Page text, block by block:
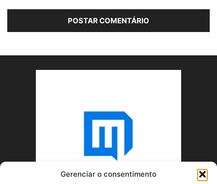
Gerenciar o consentimento